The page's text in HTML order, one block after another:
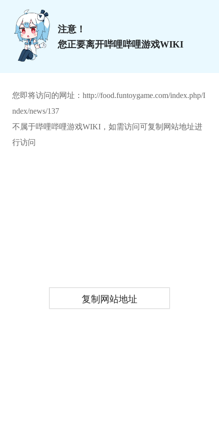
注意！
您正要离开哔哩哔哩游戏WIKI
您即将访问的网址： http://food.funtoygame.com/index.php/I
ndex/news/137
不属于哔哩哔哩游戏WIKI，如需访问可复制网站地址进
行访问
复制网站地址